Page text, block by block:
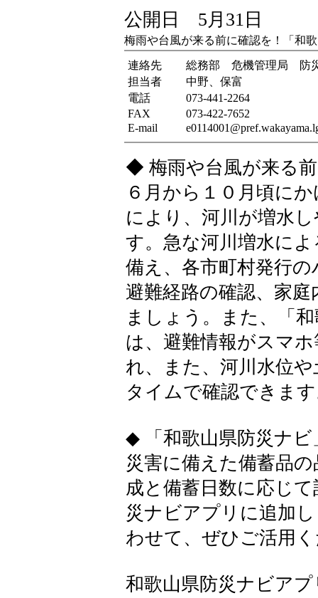
公開日 5月31日
梅雨や台風が来る前に確認を！「和
連絡先
総務部 危機管理局 防
担当者
中野、保富
電話
073-441-2264
FAX
073-422-7652
E-mail
◆ 梅雨や台風が来る
６月から１０月頃に
により、河川が増水
す。急な河川増水に
備え、各市町村発行
避難経路の確認、家
ましょう。また、「
は、避難情報がスマ
れ、また、河川水位
タイムで確認できま
◆ 「和歌山県防災ナ
災害に備えた備蓄品
成と備蓄日数に応じ
災ナビアプリに追加
わせて、ぜひご活用
和歌山県防災ナビア